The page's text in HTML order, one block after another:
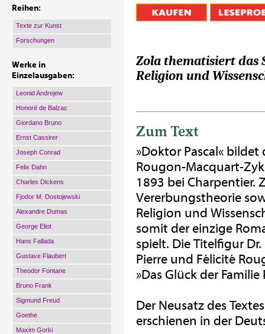
Reihen:
Texte zur Kunst
Forschungen
Werke in
Einzelausgaben:
Leonid Andrejew
Honoré de Balzac
Giordano Bruno
Ernst Cassirer
Joseph Conrad
Felix Dahn
Charles Dickens
Fjodor M. Dostojewski
Alexandre Dumas
George Eliot
Hans Fallada
Gustave Flaubert
Theodor Fontane
Bruno Frank
Sigmund Freud
Goethe
Maxim Gorki
Zola thematisiert das
Religion und
Zum Text
»Doktor Pascal«
Rougon-Macquart-
1893 bei Charpentier.
Vererbungstheorie
Religion und
somit der einzige
spielt. Die Titelfigur
Pierre und Félicité
»Das Glück der
Der Neusatz des
erschienen in der